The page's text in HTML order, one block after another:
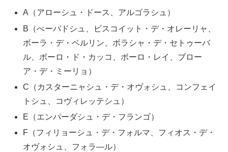
A（アローシュ・ドース、アルゴラシュ）
B（べーバドシュ、ビスコイット・デ・オレーリャ、
ボーラ・デ・ベルリン、ボラシャ・デ・セトゥーバ
ル、ボーロ・ド・カッコ、ボーロ・レイ、ブロー
ア・デ・ミーリョ）
C（カスターニャシュ・デ・オヴォシュ、コンフェイ
トシュ、コヴィレッテシュ）
E（エンパーダシュ・デ・フランゴ）
F（フィリョーシュ・デ・フォルマ、フィオス・デ・
オヴォシュ、フォラ―ル）